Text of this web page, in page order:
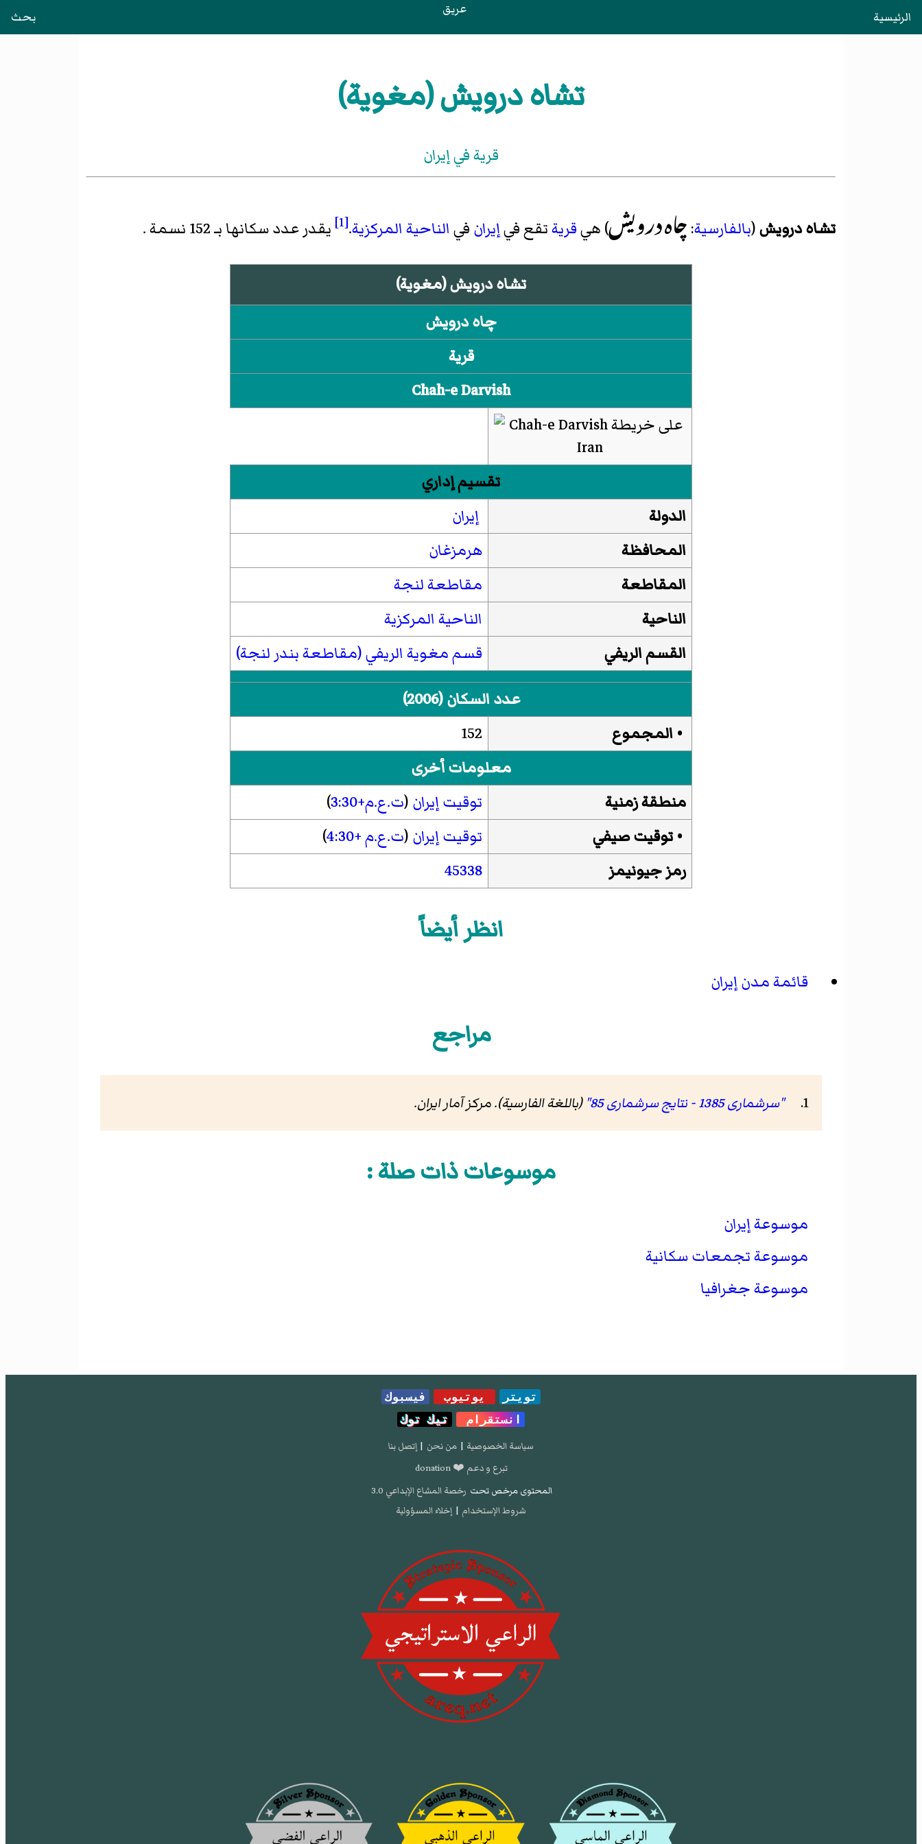
الرئيسية عريق بحث
تشاه درويش (مغوية)
قرية في إيران
تشاه درویش(بالفارسية: چاه درویش) هيقريةتقع فيإيران في الناحية المركزية.
[1] يقدر عدد سكانها بـ 152 نسمة .
تشاه درويش (مغوية)
چاه درويش
قرية
Chah-e Darvish
تقسيم إداري
الدولة
إيران
المحافظة
هرمزغان
المقاطعة
مقاطعة لنجة
الناحية
الناحية المركزية
القسم الريفي
قسم مغوية الريفي (مقاطعة بندر لنجة)
عدد السكان (2006)
• المجموع
152
معلومات أخرى
منطقة زمنية
توقيت إيران (ت.ع.م+3:30
)
•توقيت صيفي توقيت إيران (ت.ع.م +4:30
)
رمز جيونيمز
45338
انظر أيضاً
قائمة مدن إيران
مراجع
"سرشماری 1385 - نتایج سرشماری 85" (باللغة الفارسية). مرکز آمار ایران.
موسوعات ذات صلة :
موسوعة إيران
موسوعة تجمعات سكانية
موسوعة جغرافيا
تويتر يوتيوب
فيسبوك
انستقرام
تيك توك
سياسة الخصوصية | من نحن | إتصل بنا
تبرع و دعم ❤️ donation
المحتوى مرخص تحت رخصة المشاع الإبداعي 3.0
شروط الإستخدام | إخلاء المسؤولية